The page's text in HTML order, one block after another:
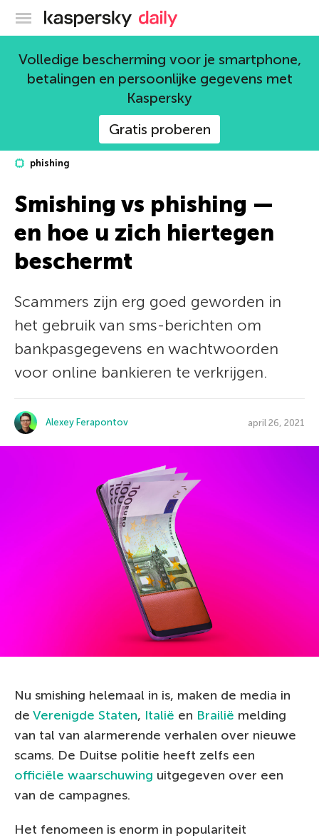
Kaspersky official blog
Volledige bescherming voor je smartphone,
betalingen en persoonlijke gegevens met
Kaspersky
Gratis proberen
phishing
Smishing vs phishing —
en hoe u zich hiertegen
beschermt
Scammers zijn erg goed geworden in
het gebruik van sms-berichten om
bankpasgegevens en wachtwoorden
voor online bankieren te verkrijgen.
Alexey Ferapontov april 26, 2021
Nu smishing helemaal in is, maken de media in
de Verenigde Staten, Italië en Brailië melding
van tal van alarmerende verhalen over nieuwe
scams. De Duitse politie heeft zelfs een
officiële waarschuwing uitgegeven over een
van de campagnes.
Het fenomeen is enorm in populariteit